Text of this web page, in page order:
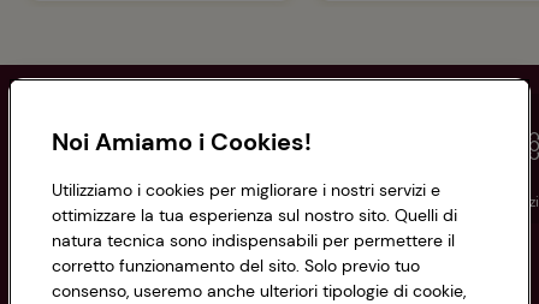
Conad Spesa online Assicurazioni Viaggi
Informazioni
Noi Amiamo i Cookies!
Utilizziamo i cookies per migliorare i nostri servizi e
ottimizzare la tua esperienza sul nostro sito. Quelli di
natura tecnica sono indispensabili per permettere il
corretto funzionamento del sito. Solo previo tuo
consenso, useremo anche ulteriori tipologie di cookie,